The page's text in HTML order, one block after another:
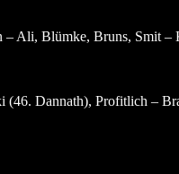
Ali, Blümke, Bruns, Smit –
Dannath), Profitlich –